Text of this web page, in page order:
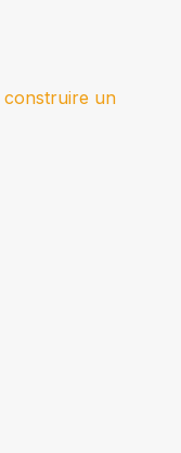
construire un